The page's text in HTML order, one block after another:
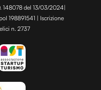
148078 del 13/03/2024|
198891541 | Iscrizione
n. 2737